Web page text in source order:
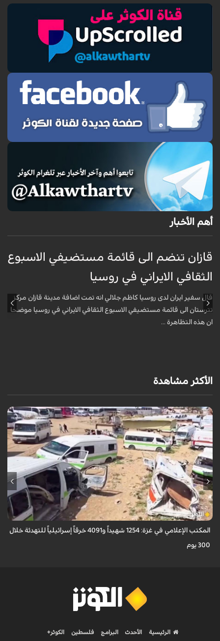
أهم الأخبار
قازان تنضم الى قائمة مستضيفي الاسبوع
الثقافي الايراني في روسيا
قال سفير ايران لدى روسيا كاظم جلالي انه تمت اضافة مدينة قازان مركز
تترستان الى قائمة مستضيفي الاسبوع الثقافي الايراني في روسيا موضحا
ان هذه التظاهرة ...
الأكثر مشاهدة
أعلن المكتب الإعلامي الحكومي في غزة ارتكاب الاحتلال الإسرائيلي أكثر من 4,091
خرقاً وانتهاكاً لاتفاق "وقف إطلاق النار" الممتد منذ 300 يوم، ما أسفر عن ...
المكتب الإعلامي في غزة: 1254 شهيداً و4091 خرقاً إسرائيلياً للتهدئة خلال
300 يوم
الرئيسية الأحدث البرامج فلسطين الكوثر+